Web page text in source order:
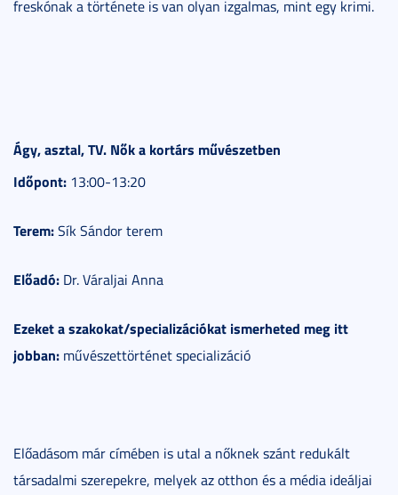
freskónak a története is van olyan izgalmas, mint egy krimi.
Ágy, asztal, TV. Nők a kortárs művészetben
Időpont: 13:00-13:20
Terem:Sík Sándor terem
Előadó: Dr. Váraljai Anna
Ezeket a szakokat/specializációkat ismerheted meg itt
jobban: művészettörténet specializáció
Előadásom már címében is utal a nőknek szánt redukált
társadalmi szerepekre, melyek az otthon és a média ideáljai